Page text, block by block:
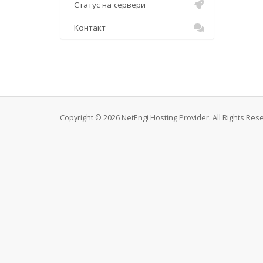
Статус на сервери
Контакт
Copyright © 2026 NetEngi Hosting Provider. All Rights